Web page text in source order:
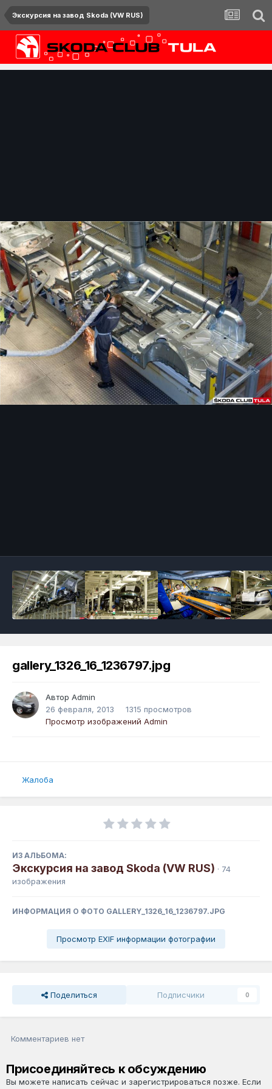
Экскурсия на завод Skoda (VW RUS)
gallery_1326_16_1236797.jpg
Автор Admin
26 февраля, 2013
1315 просмотров
Просмотр изображений Admin
Жалоба
ИЗ АЛЬБОМА:
Экскурсия на завод Skoda (VW RUS) · 74
изображения
ИНФОРМАЦИЯ О ФОТО GALLERY_1326_16_1236797.JPG
Просмотр EXIF информации фотографии
Поделиться Подписчики 0
Комментариев нет
Присоединяйтесь к обсуждению
Вы можете написать сейчас и зарегистрироваться позже. Если